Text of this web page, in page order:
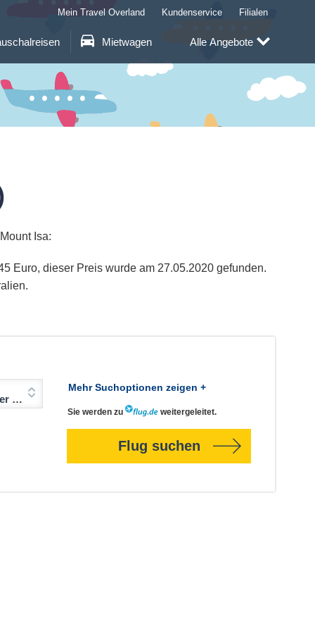
Mietwagen
Mein Travel Overland Kundenservice Filialen
Alle Angebote
Isa:
Euro, dieser Preis wurde am 27.05.2020 gefunden.
Mehr Suchoptionen zeigen +
Sie werden zu weitergeleitet.
Flug suchen